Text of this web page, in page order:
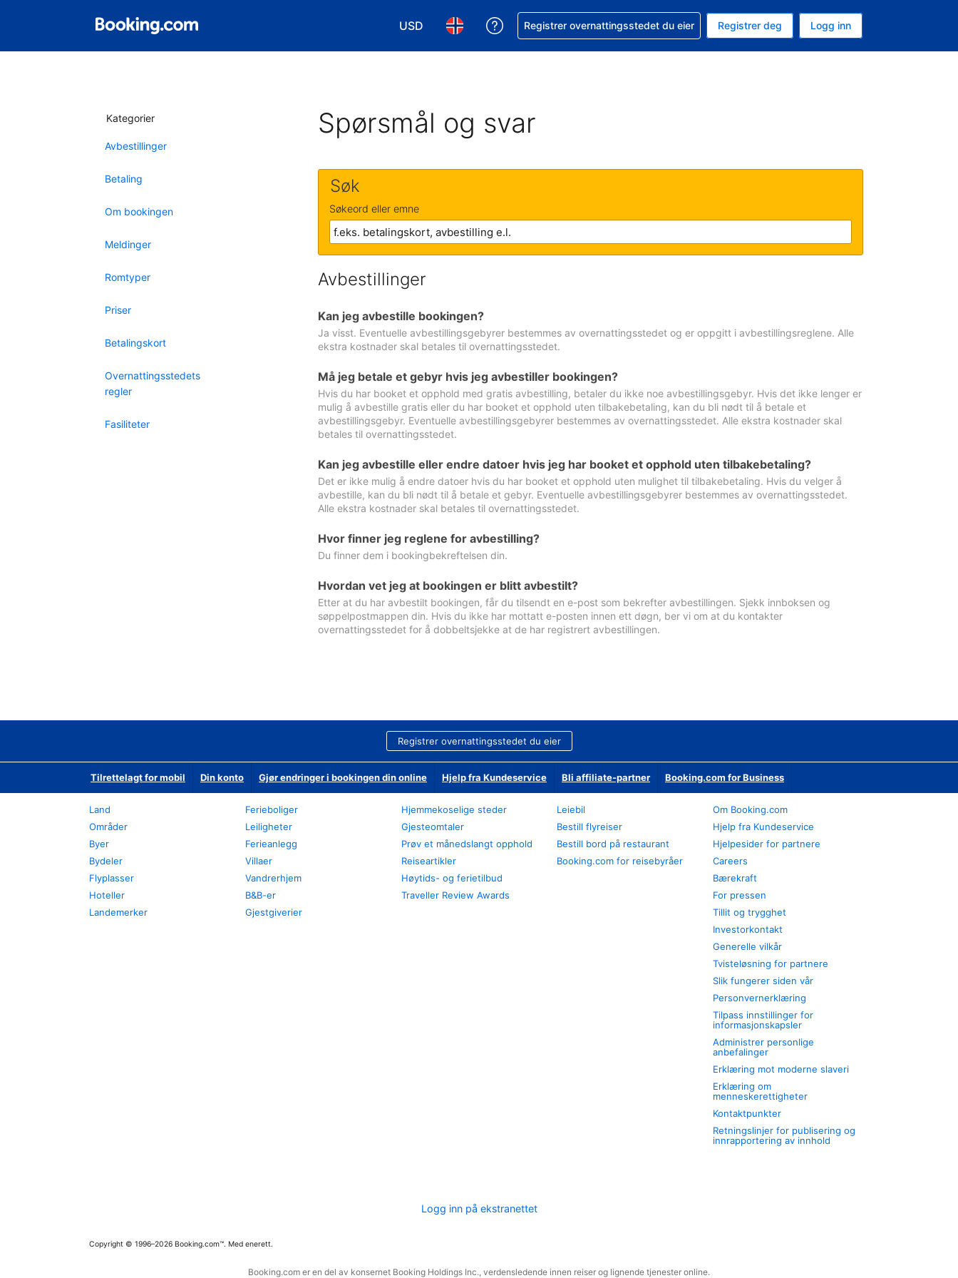
USD
Velg valuta. Du har valgt Amerikansk dollar som valuta
Velg språk. Du har valgt Norsk som språk
Få hjelp med bookingen din
Registrer overnattingsstedet du eier Registrer deg Logg inn
Kategorier
Avbestillinger
Betaling
Om bookingen
Meldinger
Romtyper
Priser
Betalingskort
Overnattingsstedets
regler
Fasiliteter
Spørsmål og svar
Søk
Søkeord eller emne
Avbestillinger
Kan jeg avbestille bookingen?
Ja visst. Eventuelle avbestillingsgebyrer bestemmes av overnattingsstedet og er oppgitt i avbestillingsreglene. Alle
ekstra kostnader skal betales til overnattingsstedet.
Må jeg betale et gebyr hvis jeg avbestiller bookingen?
Hvis du har booket et opphold med gratis avbestilling, betaler du ikke noe avbestillingsgebyr. Hvis det ikke lenger er
mulig å avbestille gratis eller du har booket et opphold uten tilbakebetaling, kan du bli nødt til å betale et
avbestillingsgebyr. Eventuelle avbestillingsgebyrer bestemmes av overnattingsstedet. Alle ekstra kostnader skal
betales til overnattingsstedet.
Kan jeg avbestille eller endre datoer hvis jeg har booket et opphold uten tilbakebetaling?
Det er ikke mulig å endre datoer hvis du har booket et opphold uten mulighet til tilbakebetaling. Hvis du velger å
avbestille, kan du bli nødt til å betale et gebyr. Eventuelle avbestillingsgebyrer bestemmes av overnattingsstedet.
Alle ekstra kostnader skal betales til overnattingsstedet.
Hvor finner jeg reglene for avbestilling?
Du finner dem i bookingbekreftelsen din.
Hvordan vet jeg at bookingen er blitt avbestilt?
Etter at du har avbestilt bookingen, får du tilsendt en e-post som bekrefter avbestillingen. Sjekk innboksen og
søppelpostmappen din. Hvis du ikke har mottatt e-posten innen ett døgn, ber vi om at du kontakter
overnattingsstedet for å dobbeltsjekke at de har registrert avbestillingen.
Registrer overnattingsstedet du eier
Tilrettelagt for mobil Din konto Gjør endringer i bookingen din online Hjelp fra Kundeservice Bli affiliate-partner Booking.com for Business
Land
Områder
Byer
Bydeler
Flyplasser
Hoteller
Landemerker
Ferieboliger
Leiligheter
Ferieanlegg
Villaer
Vandrerhjem
B&B-er
Gjestgiverier
Hjemmekoselige steder
Gjesteomtaler
Prøv et månedslangt opphold
Reiseartikler
Høytids- og ferietilbud
Traveller Review Awards
Leiebil
Bestill flyreiser
Bestill bord på restaurant
Booking.com for reisebyråer
Om Booking.com
Hjelp fra Kundeservice
Hjelpesider for partnere
Careers
Bærekraft
For pressen
Tillit og trygghet
Investorkontakt
Generelle vilkår
Tvisteløsning for partnere
Slik fungerer siden vår
Personvernerklæring
Tilpass innstillinger for
informasjonskapsler
Administrer personlige
anbefalinger
Erklæring mot moderne slaveri
Erklæring om
menneskerettigheter
Kontaktpunkter
Retningslinjer for publisering og
innrapportering av innhold
Logg inn på ekstranettet
Copyright © 1996–2026 Booking.com™. Med enerett.
Booking.com er en del av konsernet Booking Holdings Inc., verdensledende innen reiser og lignende tjenester online.